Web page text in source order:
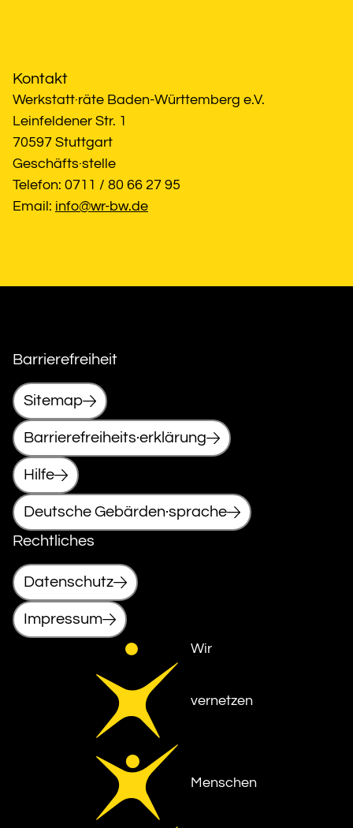
Kontakt
Werkstatt·räte Baden-Württemberg e.V.
Leinfeldener Str. 1
70597 Stuttgart
Geschäfts·stelle
Telefon: 0711 / 80 66 27 95
Email: info@wr-bw.de
Barrierefreiheit
Sitemap
Barrierefreiheits·erklärung
Hilfe
Deutsche Gebärden·sprache
Rechtliches
Datenschutz
Impressum
Wir
vernetzen
Menschen